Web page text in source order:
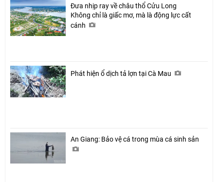
Đưa nhịp ray về châu thổ Cửu Long
Không chỉ là giấc mơ, mà là động lực cất
cánh
Phát hiện ổ dịch tả lợn tại Cà Mau
An Giang: Bảo vệ cá trong mùa cá sinh sản